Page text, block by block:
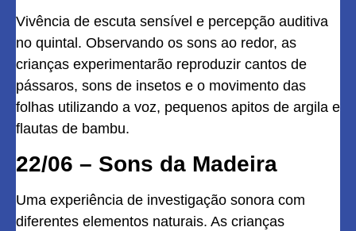
Vivência de escuta sensível e percepção auditiva
no quintal. Observando os sons ao redor, as
crianças experimentarão reproduzir cantos de
pássaros, sons de insetos e o movimento das
folhas utilizando a voz, pequenos apitos de argila e
flautas de bambu.
22/06 – Sons da Madeira
Uma experiência de investigação sonora com
diferentes elementos naturais. As crianças